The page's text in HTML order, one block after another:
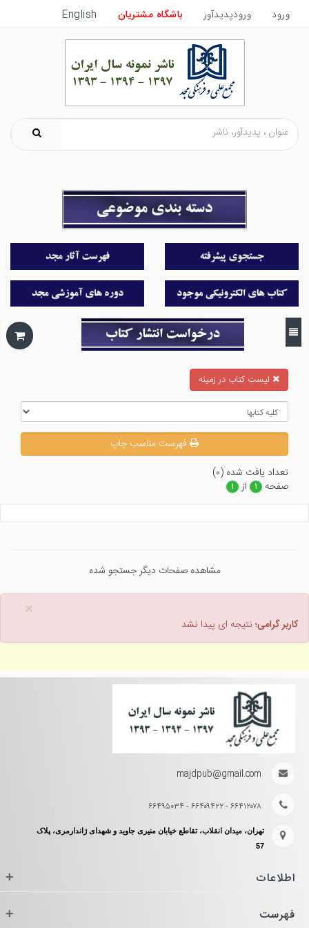
ورود ورودپدیدآور باشگاه مشتریان English
ليست كتاب در زمينه
فهرست مناسب چاپ
تعداد يافت شده (۰)
صفحه
۱ از ۱
مشاهده صفحات دیگر جستجو شده
×
کاربر گرامی؛ نتیجه ای پیدا نشد
majdpub@gmail.com
۶۶۴۱۲۰۷۸ - ۶۶۴۰۹۴۲۲ - ۶۶۴۹۵۰۳۴
تهران، میدان انقلاب، تقاطع خیابان منیری جاوید و شهدای ژاندارمری، پلاک
57
اطلاعات +
فهرست +